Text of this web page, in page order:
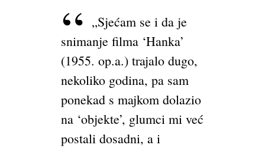
„Sjećam se i da je
snimanje filma ‘Hanka’
(1955. op.a.) trajalo dugo,
nekoliko godina, pa sam
ponekad s majkom dolazio
na ‘objekte’, glumci mi već
postali dosadni, a i